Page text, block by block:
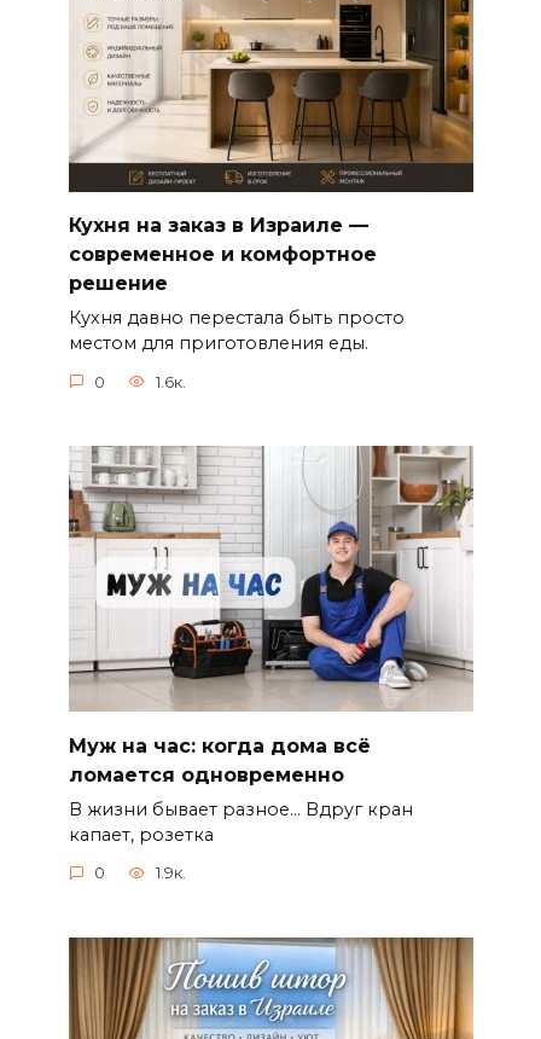
Кухня на заказ в Израиле —
современное и комфортное
решение
Кухня давно перестала быть просто
местом для приготовления еды.
0 1.6к.
Муж на час: когда дома всё
ломается одновременно
В жизни бывает разное… Вдруг кран
капает, розетка
0 1.9к.